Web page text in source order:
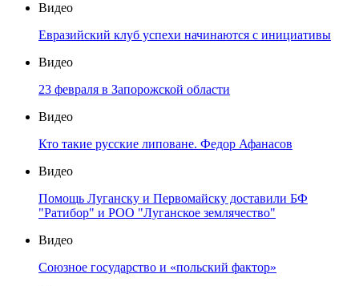
Видео
Евразийский клуб успехи начинаются с инициативы
Видео
23 февраля в Запорожской области
Видео
Кто такие русские липоване. Федор Афанасов
Видео
Помощь Луганску и Первомайску доставили БФ
"Ратибор" и РОО "Луганское землячество"
Видео
Союзное государство и «польский фактор»